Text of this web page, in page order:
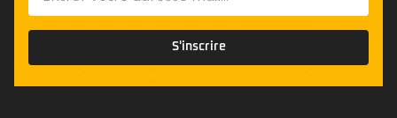
S'inscrire